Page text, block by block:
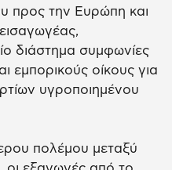
προς την Ευρώπη και
διάστημα συμφωνίες
εμπορικούς οίκους για
υγροποιημένου
πολέμου μεταξύ